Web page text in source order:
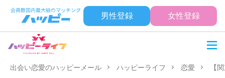
男性登録 女性登録
出会い恋愛のハッピーメール ハッピーライフ 恋愛 【